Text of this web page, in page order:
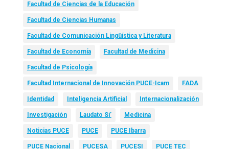
Facultad de Ciencias de la Educación
Facultad de Ciencias Humanas
Facultad de Comunicación Lingüística y Literatura
Facultad de Economía Facultad de Medicina
Facultad de Psicología
Facultad Internacional de Innovación PUCE-Icam FADA
Identidad Inteligencia Artificial Internacionalización
Investigación Laudato Si’ Medicina
Noticias PUCE PUCE PUCE Ibarra
PUCE Nacional PUCESA PUCESI PUCE TEC